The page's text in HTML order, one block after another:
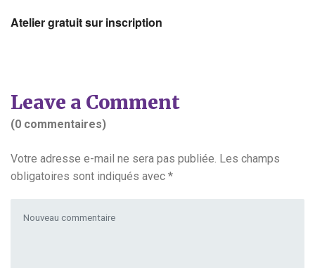
Atelier gratuit sur inscription
Leave a Comment
(0 commentaires)
Votre adresse e-mail ne sera pas publiée. Les champs
obligatoires sont indiqués avec *